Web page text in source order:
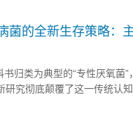
剂AP-21的...
菌的全新生存策略：
归类为典型的“专性厌氧菌”
究彻底颠覆了这一传统认